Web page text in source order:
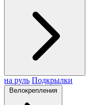
на руль Подкрылки
Велокрепления